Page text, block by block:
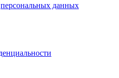
персональных данных